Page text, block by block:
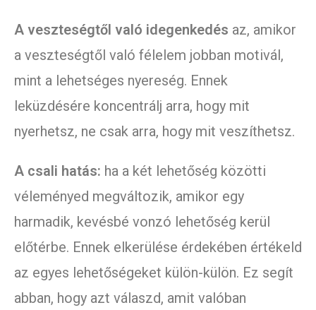
A veszteségtől való idegenkedés az, amikor
a veszteségtől való félelem jobban motivál,
mint a lehetséges nyereség. Ennek
leküzdésére koncentrálj arra, hogy mit
nyerhetsz, ne csak arra, hogy mit veszíthetsz.
A csali hatás: ha a két lehetőség közötti
véleményed megváltozik, amikor egy
harmadik, kevésbé vonzó lehetőség kerül
előtérbe. Ennek elkerülése érdekében értékeld
az egyes lehetőségeket külön-külön. Ez segít
abban, hogy azt válaszd, amit valóban